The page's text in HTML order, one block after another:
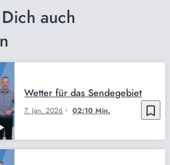
auch
bookmark_border
7. Jan. 2026 02:10 Min.
Wetter für das Sendegebiet